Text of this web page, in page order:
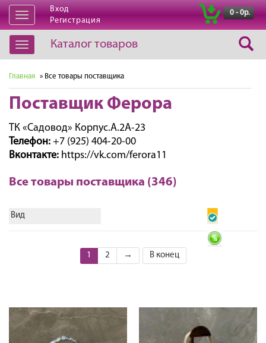
Открыть
навигацию
Вход
Регистрация
0 - 0р.
Открыть
навигацию
Каталог товаров
Главная » Все товары поставщика
Поставщик Ферора
ТК «Садовод» Корпус.А.2А-23
Телефон: +7 (925) 404-20-00
Вконтакте: https://vk.com/ferora11
Все товары поставщика (346)
Вид
1 2 → В конец